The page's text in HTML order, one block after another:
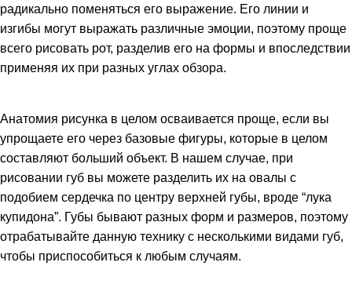
радикально поменяться его выражение. Его линии и
изгибы могут выражать различные эмоции, поэтому проще
всего рисовать рот, разделив его на формы и впоследствии
применяя их при разных углах обзора.
Анатомия рисунка в целом осваивается проще, если вы
упрощаете его через базовые фигуры, которые в целом
составляют больший объект. В нашем случае, при
рисовании губ вы можете разделить их на овалы с
подобием сердечка по центру верхней губы, вроде “лука
купидона”. Губы бывают разных форм и размеров, поэтому
отрабатывайте данную технику с несколькими видами губ,
чтобы приспособиться к любым случаям.